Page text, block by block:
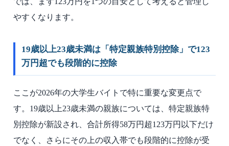
やすくなります。
19歳以上23歳未満は「特定親族特別控除」で123
万円超でも段階的に控除
ここが2026年の大学生バイトで特に重要な変更点で
す。19歳以上23歳未満の親族については、特定親族特
別控除が新設され、合計所得58万円超123万円以下だけ
でなく、さらにその上の収入帯でも段階的に控除が受